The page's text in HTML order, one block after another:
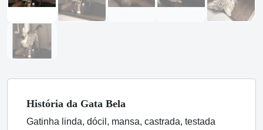
História da Gata Bela
Gatinha linda, dócil, mansa, castrada, testada